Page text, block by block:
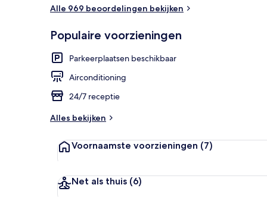
Alle 969 beoordelingen bekijken
Populaire voorzieningen
Parkeerplaatsen beschikbaar
Airconditioning
24/7 receptie
Alles bekijken
Voornaamste voorzieningen (7)
Net als thuis (6)